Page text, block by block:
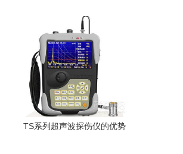
TS系列超声波探伤仪的优势